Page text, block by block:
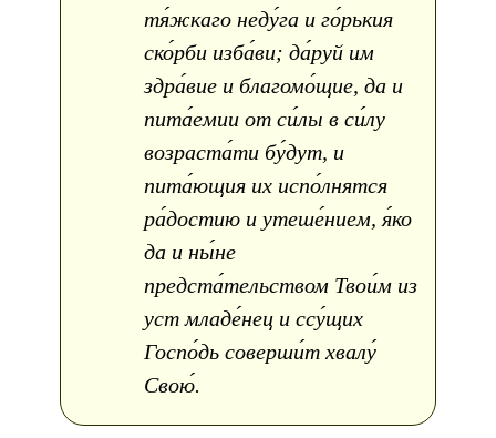
тя́жкаго неду́га и го́рькия
ско́рби изба́ви; да́руй им
здра́вие и благомо́щие, да и
пита́емии от си́лы в си́лу
возраста́ти бу́дут, и
пита́ющия их испо́лнятся
ра́достию и утеше́нием, я́ко
да и ны́не
предста́тельством Твои́м из
уст младе́нец и ссу́щих
Госпо́дь соверши́т хвалу́
Свою́.